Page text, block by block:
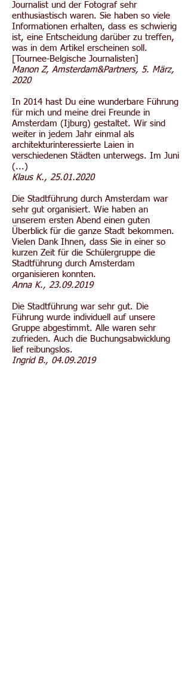
Journalist und der Fotograf sehr
enthusiastisch waren. Sie haben so viele
Informationen erhalten, dass es schwierig
ist, eine Entscheidung darüber zu treffen,
was in dem Artikel erscheinen soll.
[Tournee-Belgische Journalisten]
Manon Z, Amsterdam&Partners, 5. März,
2020
In 2014 hast Du eine wunderbare Führung
für mich und meine drei Freunde in
Amsterdam (Ijburg) gestaltet. Wir sind
weiter in jedem Jahr einmal als
architekturinteressierte Laien in
verschiedenen Städten unterwegs. Im Juni
(...)
Klaus K., 25.01.2020
Die Stadtführung durch Amsterdam war
sehr gut organisiert. Wie haben an
unserem ersten Abend einen guten
Überblick für die ganze Stadt bekommen.
Vielen Dank Ihnen, dass Sie in einer so
kurzen Zeit für die Schülergruppe die
Stadtführung durch Amsterdam
organisieren konnten.
Anna K., 23.09.2019
Die Stadtführung war sehr gut. Die
Führung wurde individuell auf unsere
Gruppe abgestimmt. Alle waren sehr
zufrieden. Auch die Buchungsabwicklung
lief reibungslos.
Ingrid B., 04.09.2019